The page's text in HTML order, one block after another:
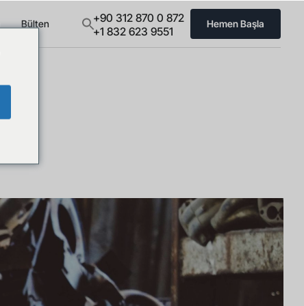
Bülten
+90 312 870 0 872
+1 832 623 9551
Hemen Başla